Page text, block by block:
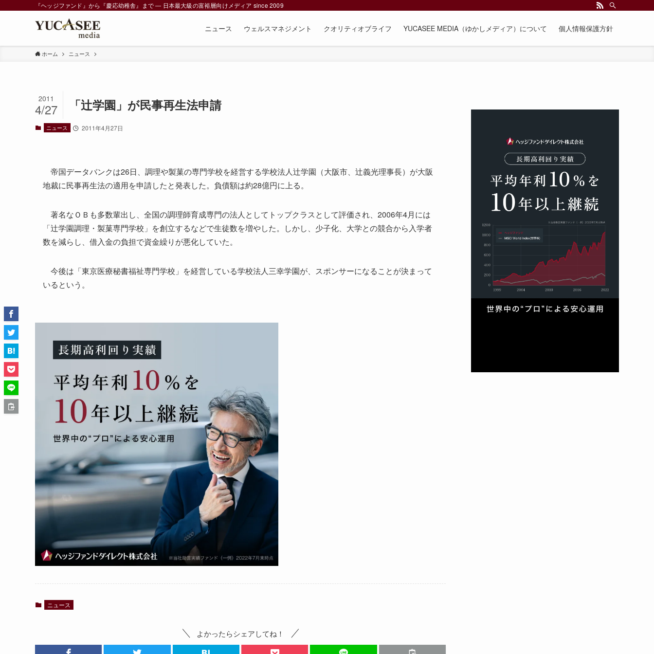
『ヘッジファンド』から『慶応幼稚舎』まで ― 日本最大級の富裕層向けメディア since 2009
ニュース ウェルスマネジメント クオリティオブライフ YUCASEE MEDIA（ゆかしメディア）について 個人情報保護方針
ホーム ニュース
「辻学園」が民事再生法申請
2011
4/27
ニュース 2011年4月27日
帝国データバンクは26日、調理や製菓の専門学校を経営する学校法人辻学園（大阪市、辻義光理事長）が大阪
地裁に民事再生法の適用を申請したと発表した。負債額は約28億円に上る。
著名なＯＢも多数輩出し、全国の調理師育成専門の法人としてトップクラスとして評価され、2006年4月には
「辻学園調理・製菓専門学校」を創立するなどで生徒数を増やした。しかし、少子化、大学との競合から入学者
数を減らし、借入金の負担で資金繰りが悪化していた。
今後は「東京医療秘書福祉専門学校」を経営している学校法人三幸学園が、スポンサーになることが決まって
いるという。
ニュース
よかったらシェアしてね！